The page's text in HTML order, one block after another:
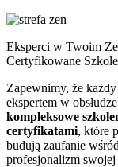
Eksperci w Twoim
Certyfikowane
Zapewnimy, że każdy
ekspertem w
kompleksowe
certyfikatami, które
budują zaufanie
profesjonalizm swojej